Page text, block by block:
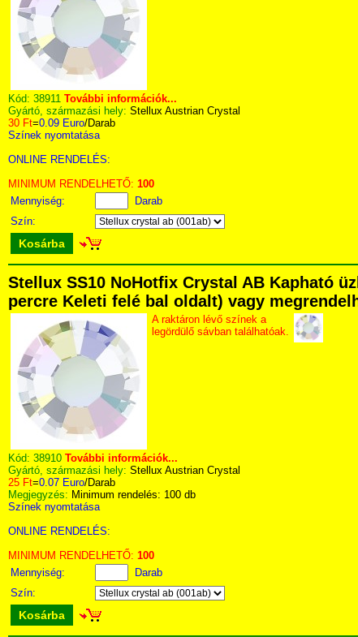
Kód: 38911 További információk...
Gyártó, származási hely: Stellux Austrian Crystal
30 Ft=0.09 Euro/Darab
Színek nyomtatása
ONLINE RENDELÉS:
MINIMUM RENDELHETŐ: 100
Mennyiség:
Darab
Szín:
Kosárba
Stellux SS10 NoHotfix Crystal AB Kapható
percre Keleti felé bal oldalt) vagy
A raktáron lévő színek a
legördülő sávban találhatóak.
Kód: 38910 További információk...
Gyártó, származási hely: Stellux Austrian Crystal
25 Ft=0.07 Euro/Darab
Megjegyzés: Minimum rendelés: 100 db
Színek nyomtatása
ONLINE RENDELÉS:
MINIMUM RENDELHETŐ: 100
Mennyiség:
Darab
Szín:
Kosárba